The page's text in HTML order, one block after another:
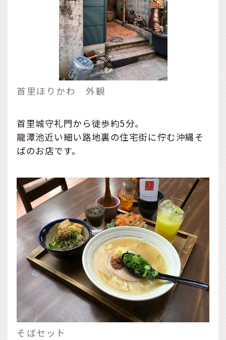
首里ほりかわ 外観
首里城守礼門から徒歩約5分。
龍潭池近い細い路地裏の住宅街に佇む沖縄そ
ばのお店です。
そばセット